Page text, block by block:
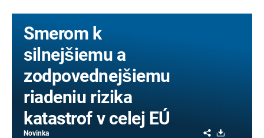
Smerom k
silnejšiemu a
zodpovednejšiemu
riadeniu rizika
katastrof v celej EÚ
Novinka Share